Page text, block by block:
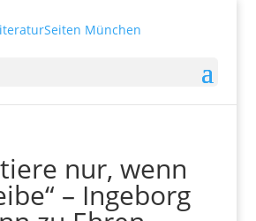
nur, wenn
– Ingeborg